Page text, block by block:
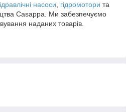
насоси, гідромотори та
Casappa. Ми забезпечуємо
наданих товарів.